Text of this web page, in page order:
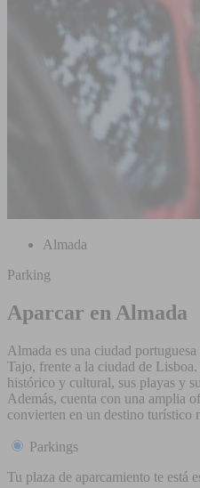
Almada
Parking
Aparcar en Almada
Almada es una ciudad
Tajo, frente a la ciudad de
histórico y cultural, sus playas y
Además, cuenta con una amplia
convierten en un destino turístico
Parkings
Tu plaza de aparcamiento te está